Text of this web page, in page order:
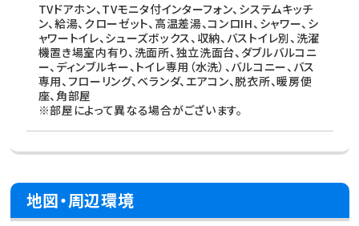
TVドアホン、TVモニタ付インターフォン、システムキッチ
ン、給湯、クローゼット、高温差湯、コンロIH、シャワー、シ
ャワートイレ、シューズボックス、収納、バストイレ別、洗濯
機置き場室内有り、洗面所、独立洗面台、ダブルバルコニ
ー、ディンブルキー、トイレ専用（水洗）、バルコニー、バス
専用、フローリング、ベランダ、エアコン、脱衣所、暖房便
座、角部屋
※部屋によって異なる場合がございます。
地図・周辺環境